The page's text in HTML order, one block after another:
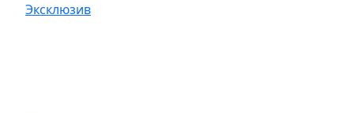
Эксклюзив